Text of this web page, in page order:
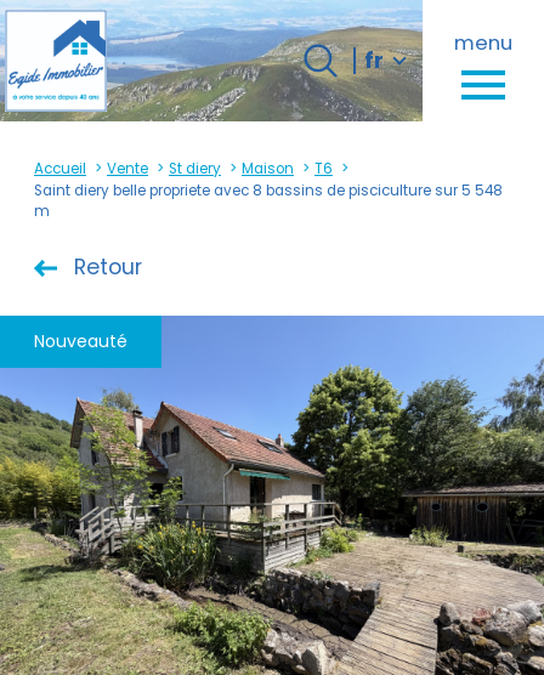
menu
Langue
fr
Accueil
0 Langue
fr
Accueil Vente St diery Maison
T6
Saint diery belle propriete avec 8 bassins de pisciculture sur 5 548
m
Retour
Nouveauté